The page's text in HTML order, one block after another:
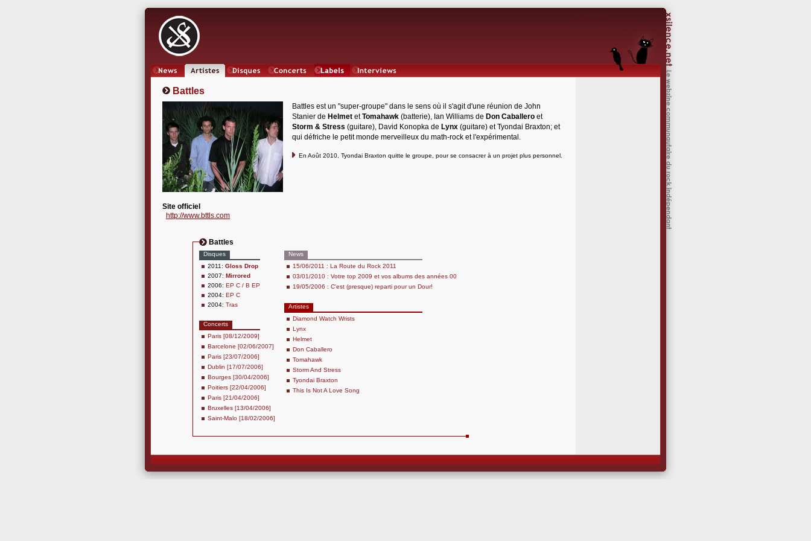
Battles
Battles est un "super-groupe" dans le sens où il s'agit d'une réunion de John
Stanier de Helmet etTomahawk (batterie), Ian Williams de Don Caballero et
Storm & Stress (guitare), David Konopka de Lynx (guitare) et Tyondai Braxton; et
qui défriche le petit monde merveilleux du math-rock et l'expérimental.
En Août 2010, Tyondai Braxton quitte le groupe, pour se consacrer à un projet plus personnel.
Site officiel
http://www.bttls.com
Battles
Disques
2011: Gloss Drop
2007: Mirrored
2006: EP C / B EP
2004: EP C
2004: Tras
Concerts
Paris [08/12/2009]
Barcelone [02/06/2007]
Paris [23/07/2006]
Dublin [17/07/2006]
Bourges [30/04/2006]
Poitiers [22/04/2006]
Paris [21/04/2006]
Bruxelles [13/04/2006]
Saint-Malo [18/02/2006]
News
15/06/2011 : La Route du Rock 2011
03/01/2010 : Votre top 2009 et vos albums des années 00
19/05/2006 : C'est (presque) reparti pour un Dour!
Artistes
Diamond Watch Wrists
Lynx
Helmet
Don Caballero
Tomahawk
Storm And Stress
Tyondai Braxton
This Is Not A Love Song